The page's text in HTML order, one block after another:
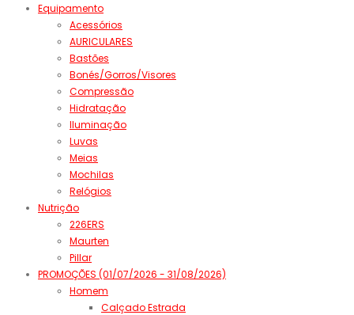
Equipamento
Acessórios
AURICULARES
Bastões
Bonés/Gorros/Visores
Compressão
Hidratação
Iluminação
Luvas
Meias
Mochilas
Relógios
Nutrição
226ERS
Maurten
Pillar
PROMOÇÕES (01/07/2026 - 31/08/2026)
Homem
Calçado Estrada